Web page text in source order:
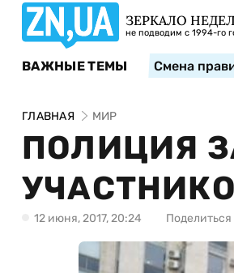
ЗЕРКАЛО
не подводим с 1994-го
ВАЖНЫЕ ТЕМЫ Смена
ГЛАВНАЯ МИР
ПОЛИЦИЯ
12 июня, 2017, 20:24 Поделиться